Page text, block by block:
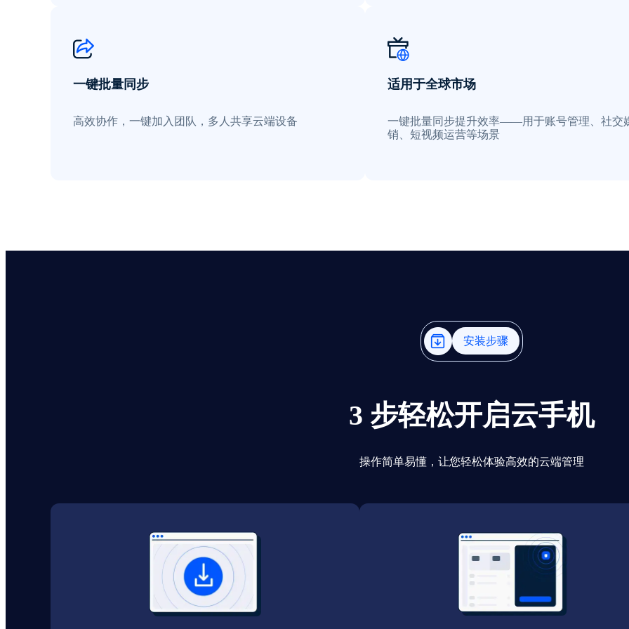
一键批量同步
高效协作，一键加入团队，多人共享云端设备
适用于全球市场
一键批量同步提升效率——用于账号管理、社交
销、短视频运营等场景
安装步骤
3 步轻松开启云手机
操作简单易懂，让您轻松体验高效的云端管理